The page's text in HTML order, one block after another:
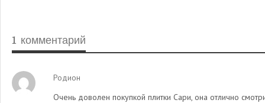
1 комментарий
Родион
Очень доволен покупкой плитки Сари, она отлично